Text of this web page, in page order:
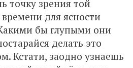
точку зрения той
для ясности
бы глупыми они
делать это
Кстати, заодно узнаешь